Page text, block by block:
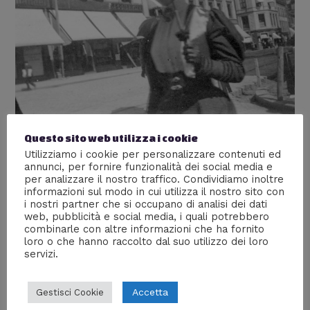
Foto “rubate” nel 1890
Lascia un commento /Gallerie fotografiche,Persone
Storia / DiWilliam J
Questo sito web utilizza i cookie
Utilizziamo i cookie per personalizzare contenuti ed
annunci, per fornire funzionalità dei social media e
per analizzare il nostro traffico. Condividiamo inoltre
informazioni sul modo in cui utilizza il nostro sito con
i nostri partner che si occupano di analisi dei dati
web, pubblicità e social media, i quali potrebbero
combinarle con altre informazioni che ha fornito
loro o che hanno raccolto dal suo utilizzo dei loro
servizi.
Gestisci Cookie Accetta